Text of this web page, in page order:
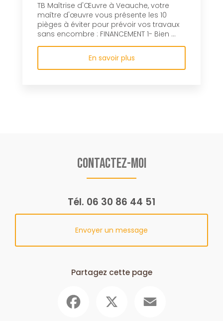
TB Maîtrise d'Œuvre à Veauche, votre
maître d'œuvre vous présente les 10
pièges à éviter pour prévoir vos travaux
sans encombre : FINANCEMENT 1- Bien ...
En savoir plus
Contactez-moi
Tél. 06 30 86 44 51
Envoyer un message
Partagez cette page